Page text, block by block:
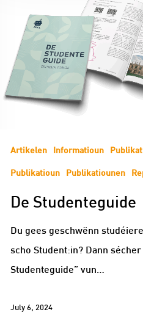
Artikelen Informatioun
Publikatioun Publikatiounen
De Studenteguide
Du gees geschwënn
scho Student:in? Dann
Studenteguide” vun…
July 6, 2024